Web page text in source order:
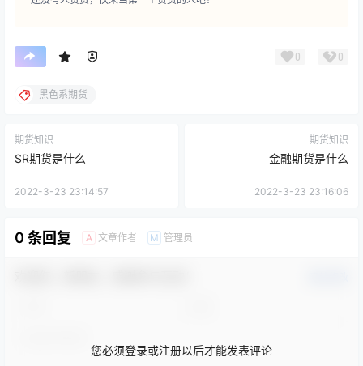
0 0
黑色系期货
期货知识
SR期货是什么
2022-3-23 23:14:57
期货知识
金融期货是什么
2022-3-23 23:16:06
0 条回复 A 文章作者 M 管理员
您必须登录或注册以后才能发表评论